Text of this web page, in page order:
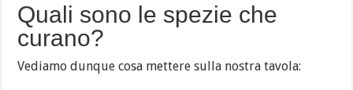
Quali sono le spezie che
curano?
Vediamo dunque cosa mettere sulla nostra tavola: